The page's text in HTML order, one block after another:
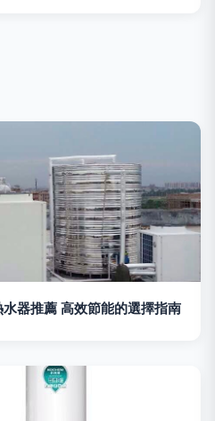
器推薦 高效節能的選擇指南